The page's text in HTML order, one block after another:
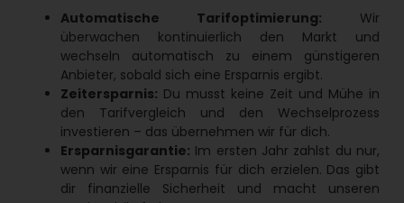
Automatische Tarifoptimierung: Wir
überwachen kontinuierlich den Markt und
wechseln automatisch zu einem günstigeren
Anbieter, sobald sich eine Ersparnis ergibt.
Zeitersparnis: Du musst keine Zeit und Mühe in
den Tarifvergleich und den Wechselprozess
investieren – das übernehmen wir für dich.
Ersparnisgarantie: Im ersten Jahr zahlst du nur,
wenn wir eine Ersparnis für dich erzielen. Das gibt
dir finanzielle Sicherheit und macht unseren